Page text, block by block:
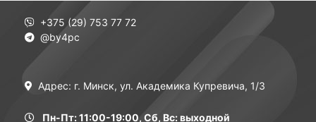
+375 (29) 753 77 72
@by4pc
Адрес: г. Минск, ул. Академика Купревича, 1/3
Пн-Пт: 11:00-19:00, Сб, Вс: выходной